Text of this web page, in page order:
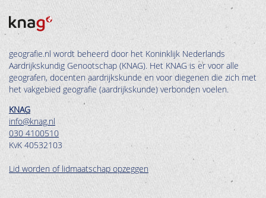
geografie.nl wordt beheerd door het Koninklijk Nederlands
Aardrijkskundig Genootschap (KNAG). Het KNAG is er voor alle
geografen, docenten aardrijkskunde en voor diegenen die zich met
het vakgebied geografie (aardrijkskunde) verbonden voelen.
KNAG
info@knag.nl
030 4100510
KvK 40532103
Lid worden of lidmaatschap opzeggen